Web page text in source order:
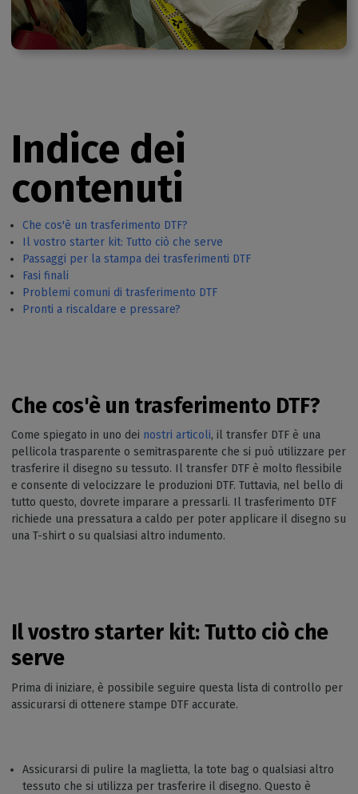
Indice dei
contenuti
Che cos'è un trasferimento DTF?
Il vostro starter kit: Tutto ciò che serve
Passaggi per la stampa dei trasferimenti DTF
Fasi finali
Problemi comuni di trasferimento DTF
Pronti a riscaldare e pressare?
Che cos'è un trasferimento DTF?
Come spiegato in uno dei nostri articoli, il transfer DTF è una
pellicola trasparente o semitrasparente che si può utilizzare per
trasferire il disegno su tessuto. Il transfer DTF è molto flessibile
e consente di velocizzare le produzioni DTF. Tuttavia, nel bello di
tutto questo, dovrete imparare a pressarli. Il trasferimento DTF
richiede una pressatura a caldo per poter applicare il disegno su
una T-shirt o su qualsiasi altro indumento.
Il vostro starter kit: Tutto ciò che
serve
Prima di iniziare, è possibile seguire questa lista di controllo per
assicurarsi di ottenere stampe DTF accurate.
Assicurarsi di pulire la maglietta, la tote bag o qualsiasi altro
tessuto che si utilizza per trasferire il disegno. Questo è